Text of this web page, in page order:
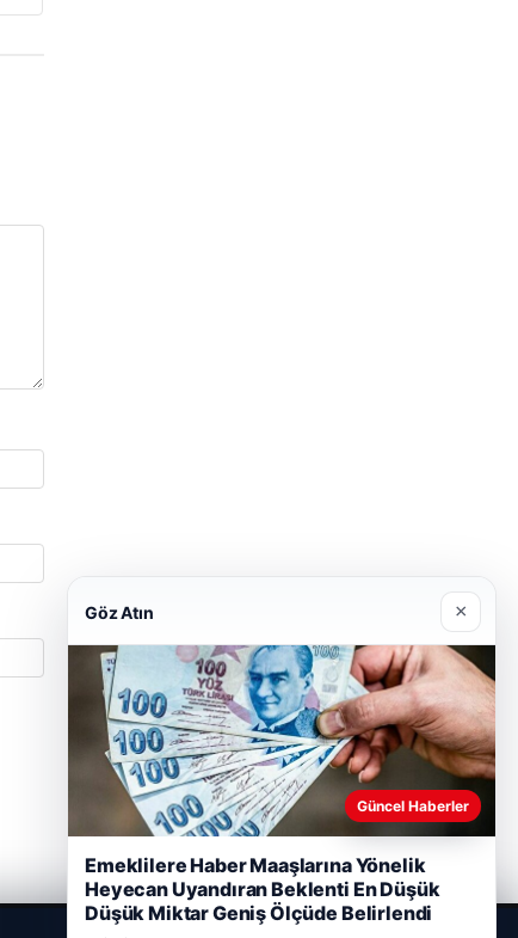
Göz Atın ×
Güncel Haberler
Emeklilere Haber Maaşlarına Yönelik
Heyecan Uyandıran Beklenti En Düşük
Düşük Miktar Geniş Ölçüde Belirlendi